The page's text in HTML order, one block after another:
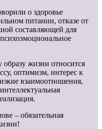
о здоровье
питании, отказе от
составляющей для
жизни относится
оптимизм, интерес к
взаимоотношения,
– обязательная